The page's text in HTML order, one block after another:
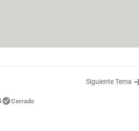
Siguiente Tema
Cerrado